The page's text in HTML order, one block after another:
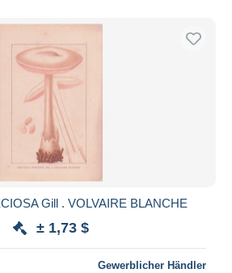
Gill . VOLVAIRE BLANCHE
± 1,73 $
Gewerblicher Händler